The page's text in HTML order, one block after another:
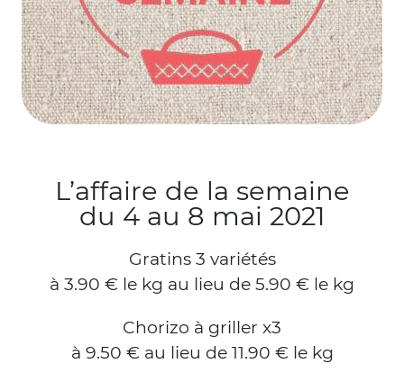
L’affaire de la semaine
du 4 au 8 mai 2021
Gratins 3 variétés
à 3.90 € le kg au lieu de 5.90 € le kg
Chorizo à griller x3
à 9.50 € au lieu de 11.90 € le kg